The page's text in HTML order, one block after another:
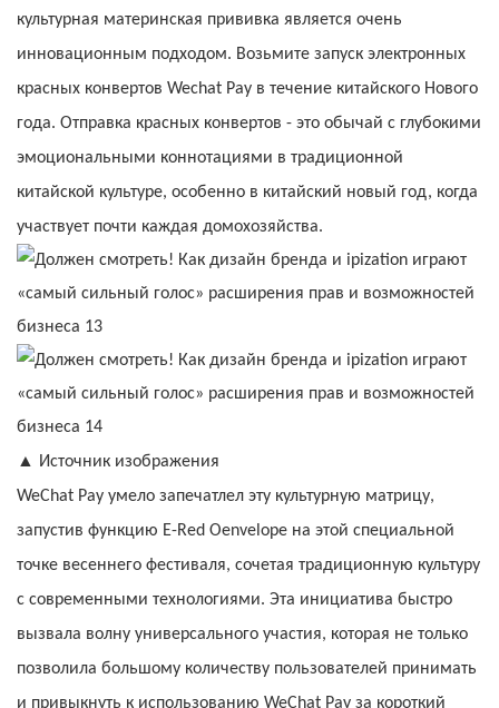
культурная материнская прививка является очень
инновационным подходом. Возьмите запуск электронных
красных конвертов Wechat Pay в течение китайского Нового
года. Отправка красных конвертов - это обычай с глубокими
эмоциональными коннотациями в традиционной
китайской культуре, особенно в китайский новый год, когда
участвует почти каждая домохозяйства.
▲ Источник изображения
WeChat Pay умело запечатлел эту культурную матрицу,
запустив функцию E-Red Oenvelope на этой специальной
точке весеннего фестиваля, сочетая традиционную культуру
с современными технологиями. Эта инициатива быстро
вызвала волну универсального участия, которая не только
позволила большому количеству пользователей принимать
и привыкнуть к использованию WeChat Pay за короткий